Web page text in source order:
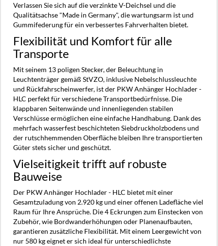
Verlassen Sie sich auf die verzinkte V-Deichsel und die
Qualitätsachse "Made in Germany", die wartungsarm ist und
Gummifederung für ein verbessertes Fahrverhalten bietet.
Flexibilität und Komfort für alle
Transporte
Mit seinem 13 poligen Stecker, der Beleuchtung in
Leuchtenträger gemäß StVZO, inklusive Nebelschlussleuchte
und Rückfahrscheinwerfer, ist der PKW Anhänger Hochlader -
HLC perfekt für verschiedene Transportbedürfnisse. Die
klappbaren Seitenwände und innenliegenden stabilen
Verschlüsse ermöglichen eine einfache Handhabung. Dank des
mehrfach wasserfest beschichteten Siebdruckholzbodens und
der rutschhemmenden Oberfläche bleiben Ihre transportierten
Güter stets sicher und geschützt.
Vielseitigkeit trifft auf robuste
Bauweise
Der PKW Anhänger Hochlader - HLC bietet mit einer
Gesamtzuladung von 2.920 kg und einer offenen Ladefläche viel
Raum für Ihre Ansprüche. Die 4 Eckrungen zum Einstecken von
Zubehör, wie Bordwanderhöhungen oder Planenaufbauten,
garantieren zusätzliche Flexibilität. Mit einem Leergewicht von
nur 580 kg eignet er sich ideal für unterschiedlichste